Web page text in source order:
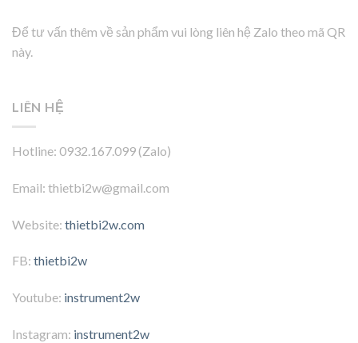
Để tư vấn thêm về sản phẩm vui lòng liên hệ Zalo theo mã QR
này.
LIÊN HỆ
Hotline: 0932.167.099 (Zalo)
Email: thietbi2w@gmail.com
Website: thietbi2w.com
FB: thietbi2w
Youtube: instrument2w
Instagram: instrument2w